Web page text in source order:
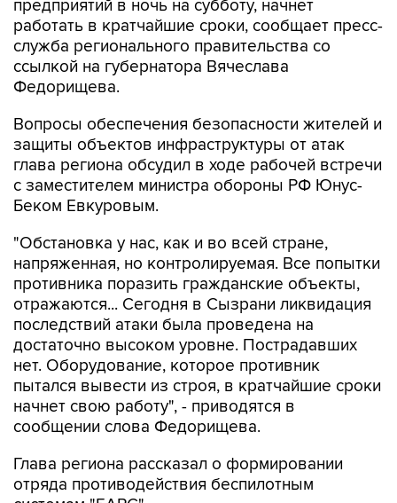
предприятий в ночь на субботу, начнет
работать в кратчайшие сроки, сообщает пресс-
служба регионального правительства со
ссылкой на губернатора Вячеслава
Федорищева.
Вопросы обеспечения безопасности жителей и
защиты объектов инфраструктуры от атак
глава региона обсудил в ходе рабочей встречи
с заместителем министра обороны РФ Юнус-
Беком Евкуровым.
"Обстановка у нас, как и во всей стране,
напряженная, но контролируемая. Все попытки
противника поразить гражданские объекты,
отражаются... Сегодня в Сызрани ликвидация
последствий атаки была проведена на
достаточно высоком уровне. Пострадавших
нет. Оборудование, которое противник
пытался вывести из строя, в кратчайшие сроки
начнет свою работу", - приводятся в
сообщении слова Федорищева.
Глава региона рассказал о формировании
отряда противодействия беспилотным